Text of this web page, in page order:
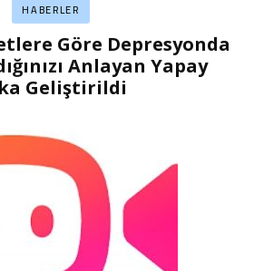
HABERLER
Göre Depresyonda
Anlayan Yapay
Geliştirildi